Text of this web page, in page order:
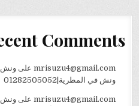
Comments
mrisuzu4@gmail.comعلى ونش
ونش في المطرية|01282505052
mrisuzu4@gmail.comعلى ونش